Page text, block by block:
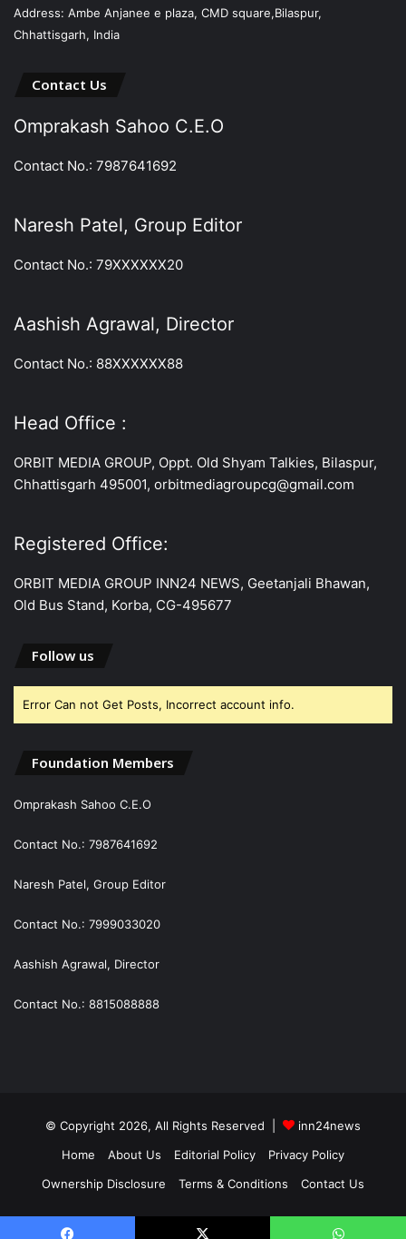
Address: Ambe Anjanee e plaza, CMD square,Bilaspur,
Chhattisgarh, India
Contact Us
Omprakash Sahoo C.E.O
Contact No.: 7987641692
Naresh Patel, Group Editor
Contact No.: 79XXXXXX20
Aashish Agrawal, Director
Contact No.: 88XXXXXX88
Head Office :
ORBIT MEDIA GROUP, Oppt. Old Shyam Talkies, Bilaspur,
Chhattisgarh 495001, orbitmediagroupcg@gmail.com
Registered Office:
ORBIT MEDIA GROUP INN24 NEWS, Geetanjali Bhawan,
Old Bus Stand, Korba, CG-495677
Follow us
Error Can not Get Posts, Incorrect account info.
Foundation Members
Omprakash Sahoo C.E.O
Contact No.: 7987641692
Naresh Patel, Group Editor
Contact No.: 7999033020
Aashish Agrawal, Director
Contact No.: 8815088888
© Copyright 2026, All Rights Reserved |
inn24news
Home
About Us Editorial Policy
Privacy Policy
Ownership Disclosure
Terms & Conditions Contact Us